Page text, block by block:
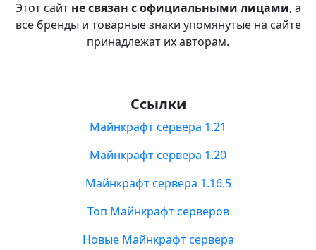
Этот сайт не связан с официальными лицами, а
все бренды и товарные знаки упомянутые на сайте
принадлежат их авторам.
Ссылки
Майнкрафт сервера 1.21
Майнкрафт сервера 1.20
Майнкрафт сервера 1.16.5
Топ Майнкрафт серверов
Новые Майнкрафт сервера